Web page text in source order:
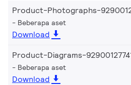
Product-Photographs-
Beberapa aset
Download
Product-Diagrams-
Beberapa aset
Download